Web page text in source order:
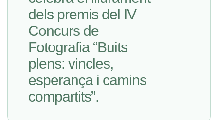
dels premis del IV
Concurs de
Fotografia “Buits
plens: vincles,
esperança i camins
compartits”.